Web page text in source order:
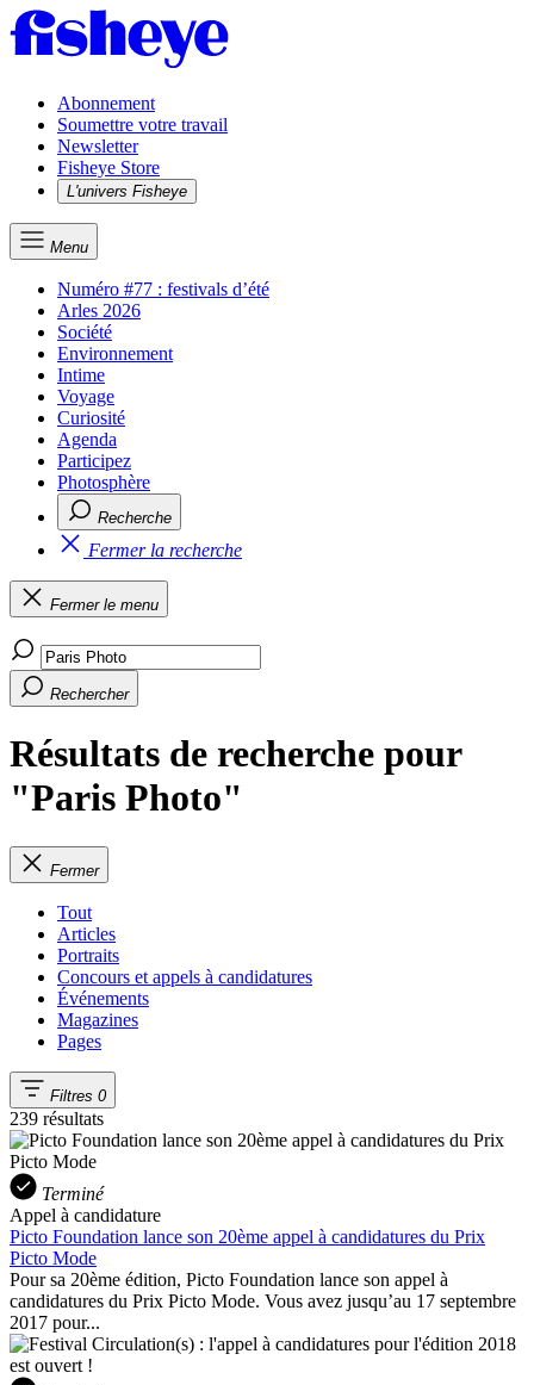
Abonnement
Soumettre votre travail
Newsletter
Fisheye Store
L'univers Fisheye
Menu
Numéro #77 : festivals d’été
Arles 2026
Société
Environnement
Intime
Voyage
Curiosité
Agenda
Participez
Photosphère
Recherche
Fermer la recherche
Fermer le menu
Rechercher
Résultats de recherche pour
"Paris Photo"
Fermer
Tout
Articles
Portraits
Concours et appels à candidatures
Événements
Magazines
Pages
Filtres 0
239 résultats
Terminé
Appel à candidature
Picto Foundation lance son 20ème appel à candidatures du Prix
Picto Mode
Pour sa 20ème édition, Picto Foundation lance son appel à
candidatures du Prix Picto Mode. Vous avez jusqu’au 17 septembre
2017 pour...